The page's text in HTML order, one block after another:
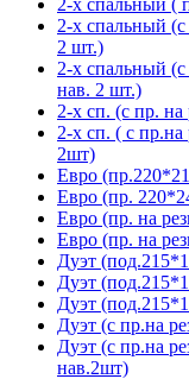
2-х спальный
2 шт.)
2-х спальный
нав. 2 шт.)
2-х сп. (с пр.
2-х сп. ( с
2шт)
Евро
Евро (пр.
Евро (пр. на
Евро (пр. на
Дуэт
Дуэт
Дуэт
Дуэт (с пр.на
Дуэт (с пр.на
нав.2шт)